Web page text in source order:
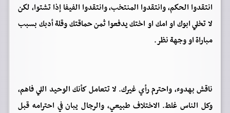
انتقدوا الحكم، وانتقدوا المنتخب، وانتقدوا الفيفا إذا تشتوا، لكن
لا تخلي ابوك او امك او اختك يدفعوا ثمن حماقتك وقلة أدبك بسبب
مباراة او وجهة نظر.
ناقش بهدوء، واحترم رأي غيرك. لا تتعامل كأنك الوحيد اللي فاهم،
وكل الناس غلط. الاختلاف طبيعي، والرجال يبان في احترامه قبل